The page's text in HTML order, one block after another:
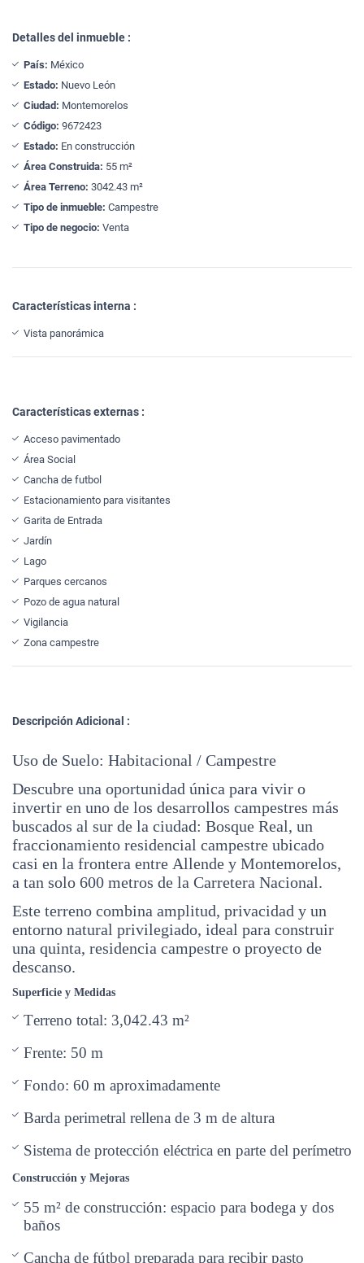
Detalles del inmueble :
País: México
Estado: Nuevo León
Ciudad: Montemorelos
Código: 9672423
Estado: En construcción
Área Construida: 55 m²
Área Terreno: 3042.43 m²
Tipo de inmueble: Campestre
Tipo de negocio: Venta
Características interna :
Vista panorámica
Características externas :
Acceso pavimentado
Área Social
Cancha de futbol
Estacionamiento para visitantes
Garita de Entrada
Jardín
Lago
Parques cercanos
Pozo de agua natural
Vigilancia
Zona campestre
Descripción Adicional :
Uso de Suelo: Habitacional / Campestre
Descubre una oportunidad única para vivir o
invertir en uno de los desarrollos campestres más
buscados al sur de la ciudad: Bosque Real, un
fraccionamiento residencial campestre ubicado
casi en la frontera entre Allende y Montemorelos,
a tan solo 600 metros de la Carretera Nacional.
Este terreno combina amplitud, privacidad y un
entorno natural privilegiado, ideal para construir
una quinta, residencia campestre o proyecto de
descanso.
Superficie y Medidas
Terreno total: 3,042.43 m²
Frente: 50 m
Fondo: 60 m aproximadamente
Barda perimetral rellena de 3 m de altura
Sistema de protección eléctrica en parte del perímetro
Construcción y Mejoras
55 m² de construcción: espacio para bodega y dos
baños
Cancha de fútbol preparada para recibir pasto